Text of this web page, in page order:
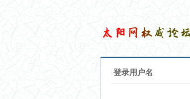
登录用户名